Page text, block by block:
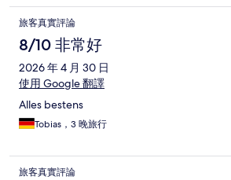
旅客真實評論
8/10 非常好
2026 年 4 月 30 日
使用 Google 翻譯
Alles bestens
Tobias，3 晚旅行
旅客真實評論